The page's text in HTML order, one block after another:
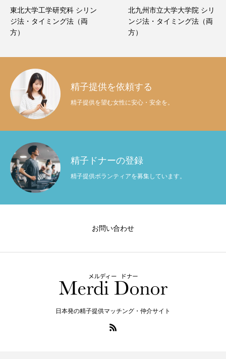
東北大学工学研究科 シリン
ジ法・タイミング法（両
方）
北九州市立大学大学院 シリ
ンジ法・タイミング法（両
方）
精子提供を依頼する
精子提供を望む女性に安心・安全を。
精子ドナーの登録
精子提供ボランティアを募集しています。
お問い合わせ
日本発の精子提供マッチング・仲介サイト